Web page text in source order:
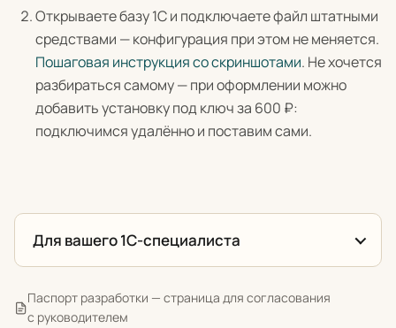
Открываете базу 1С и подключаете файл штатными
средствами — конфигурация при этом не меняется.
Пошаговая инструкция со скриншотами. Не хочется
разбираться самому — при оформлении можно
добавить установку под ключ за 600 ₽:
подключимся удалённо и поставим сами.
Для вашего 1С-специалиста
Паспорт разработки — страница для согласования
с руководителем